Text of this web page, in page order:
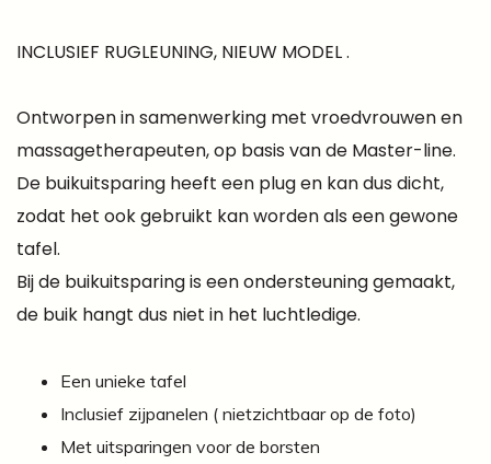
INCLUSIEF RUGLEUNING, NIEUW MODEL .
Ontworpen in samenwerking met vroedvrouwen en
massagetherapeuten, op basis van de Master-line.
De buikuitsparing heeft een plug en kan dus dicht,
zodat het ook gebruikt kan worden als een gewone
tafel.
Bij de buikuitsparing is een ondersteuning gemaakt,
de buik hangt dus niet in het luchtledige.
Een unieke tafel
Inclusief zijpanelen ( nietzichtbaar op de foto)
Met uitsparingen voor de borsten